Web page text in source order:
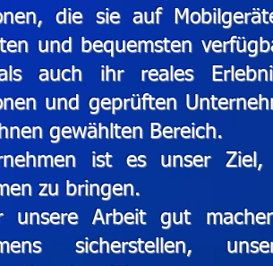
die sie auf
und bequemsten
auch ihr reales
und geprüften
gewählten Bereich.
ist es unser
zu bringen.
unsere Arbeit gut
sicherstellen,